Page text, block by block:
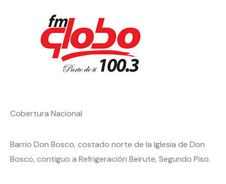
Cobertura Nacional
Barrio Don Bosco, costado norte de la Iglesia de Don
Bosco, contiguo a Refrigeración Beirute, Segundo Piso.